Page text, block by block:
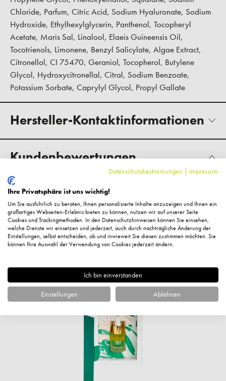
Chloride, Parfum, Citric Acid, Sodium Hyaluronate, Sodium
Hydroxide, Ethylhexylglycerin, Panthenol, Tocopheryl
Acetate, Maris Sal, Linalool, Elaeis Guineensis Oil,
Tocotrienols, Limonene, Benzyl Salicylate, Algae Extract,
Citronellol, CI 75470, Geraniol, Tocopherol, Butylene
Glycol, Hydroxycitronellal, Citral, Sodium Benzoate,
Potassium Sorbate, Caprylyl Glycol, Propyl Gallate
Hersteller-Kontaktinformationen
Kundenbewertungen
Fragen zum Artikel?
Ähnliche Artikel
Datenschutzbestimmungen | Impressum
Ihre Privatsphäre ist uns wichtig!
Um Sie ausführlich zu beraten, Ihnen personalisierte Inhalte anzuzeigen und Ihnen ein
großartiges Webseiten-Erlebnis bieten zu können, nutzen wir auf unserer Seite
Cookies und Trackingmethoden. In den Datenschutzhinweisen können Sie einsehen,
welche Dienste wir einsetzen und jederzeit, auch durch nachträgliche Änderung der
Einstellungen, selbst entscheiden, ob und inwieweit Sie diesen zustimmen möchten. Sie
können Ihre Auswahl der Verwendung von Cookies jederzeit ändern.
Ich bin einverstanden
Einstellungen Ablehnen